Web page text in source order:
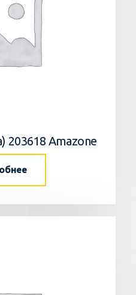
203618 Amazone